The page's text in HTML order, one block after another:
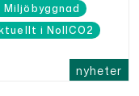
nyheter
i NollCO2